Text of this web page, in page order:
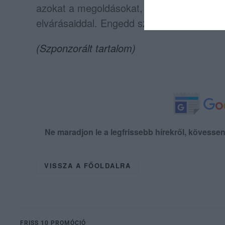
azokat a megoldásokat, amelyek stílusa
elvárásaiddal. Engedd szabadjára
(Szponzorált tartalom)
Ne maradjon le a legfrissebb hírekről,
VISSZA A FŐOLDALRA
FRISS 10 PROMÓCIÓ